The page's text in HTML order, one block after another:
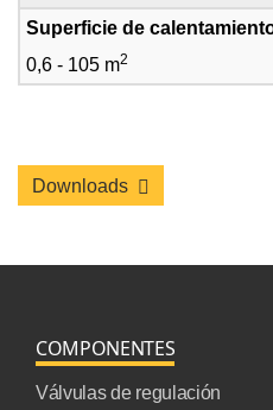
0,6 - 105 m2
Downloads
COMPONENTES
Válvulas de regulación